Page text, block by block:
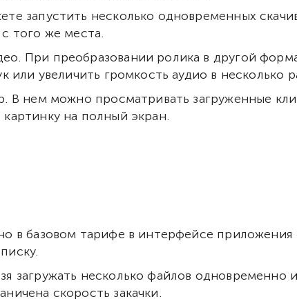
запустить несколько одновременных
того же места.
При преобразовании ролика в другой
или увеличить громкость аудио в несколько
В нем можно просматривать загруженные
на полный экран.
в базовом тарифе в интерфейсе приложения
загружать несколько файлов одновременно
скорость закачки.